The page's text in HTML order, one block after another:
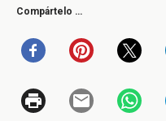
Compártelo …